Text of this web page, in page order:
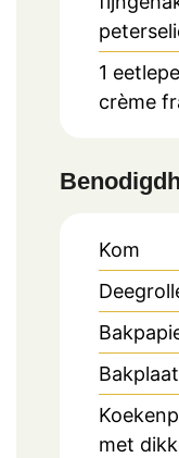
1
crème
Kom
Bakplaat
met